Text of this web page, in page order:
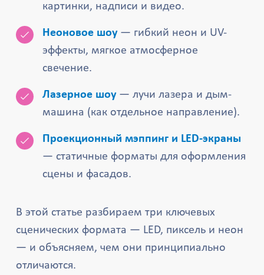
картинки, надписи и видео.
Неоновое шоу— гибкий неон и UV-
эффекты, мягкое атмосферное
свечение.
Лазерное шоу— лучи лазера и дым-
машина (как отдельное направление).
Проекционный мэппинг и LED-экраны
— статичные форматы для оформления
сцены и фасадов.
В этой статье разбираем три ключевых
сценических формата — LED, пиксель и неон
— и объясняем, чем они принципиально
отличаются.